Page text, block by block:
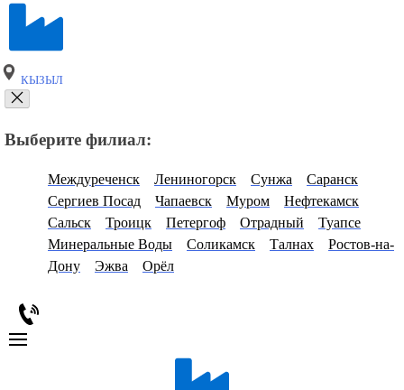
КЫЗЫЛ
Выберите филиал:
Междуреченск Лениногорск Сунжа
Саранск
Сергиев Посад
Чапаевск Муром
Нефтекамск
Сальск
Троицк Петергоф Отрадный
Туапсе
Минеральные Воды
Соликамск Талнах
Ростов-на-
Дону
Эжва Орёл